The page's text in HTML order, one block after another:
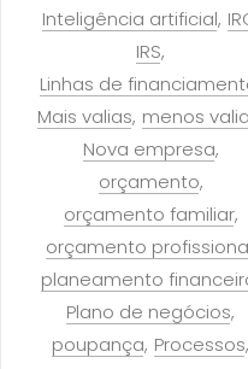
Inteligência artificial
IRS
Linhas de
Mais valias menos
Nova empresa
orçamento
orçamento familiar
orçamento
planeamento
Plano de negócios
poupança Processos